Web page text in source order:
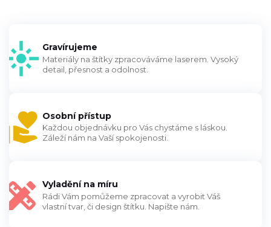
Gravírujeme
Materiály na štítky zpracováváme laserem. Vysoký
detail, přesnost a odolnost.
Osobní přístup
Každou objednávku pro Vás chystáme s láskou.
Záleží nám na Vaší spokojenosti.
Vyladění na míru
Rádi Vám pomůžeme zpracovat a vyrobit Váš
vlastní tvar, či design štítku. Napište nám.